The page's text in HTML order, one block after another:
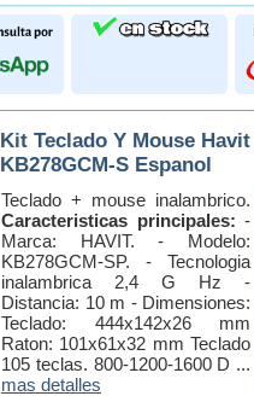
Kit Teclado Y Mouse
KB278GCM-S Espanol
Teclado + mouse inalambrico.
Caracteristicas principales: -
Marca: HAVIT. - Modelo:
KB278GCM-SP. - Tecnologia
inalambrica 2,4 G Hz -
Distancia: 10 m - Dimensiones:
Teclado: 444x142x26 mm
Raton: 101x61x32 mm Teclado
105 teclas. 800-1200-1600 D ...
mas detalles